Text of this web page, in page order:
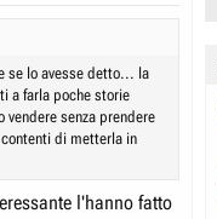
se lo avesse detto... la
a farla poche storie
senza prendere
di metterla in
l'hanno fatto